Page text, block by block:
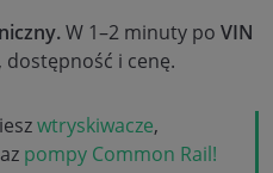
W 1–2 minuty po VIN
i cenę.
wtryskiwacze,
pompy Common Rail!